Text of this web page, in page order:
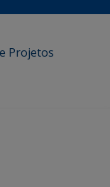
Projetos